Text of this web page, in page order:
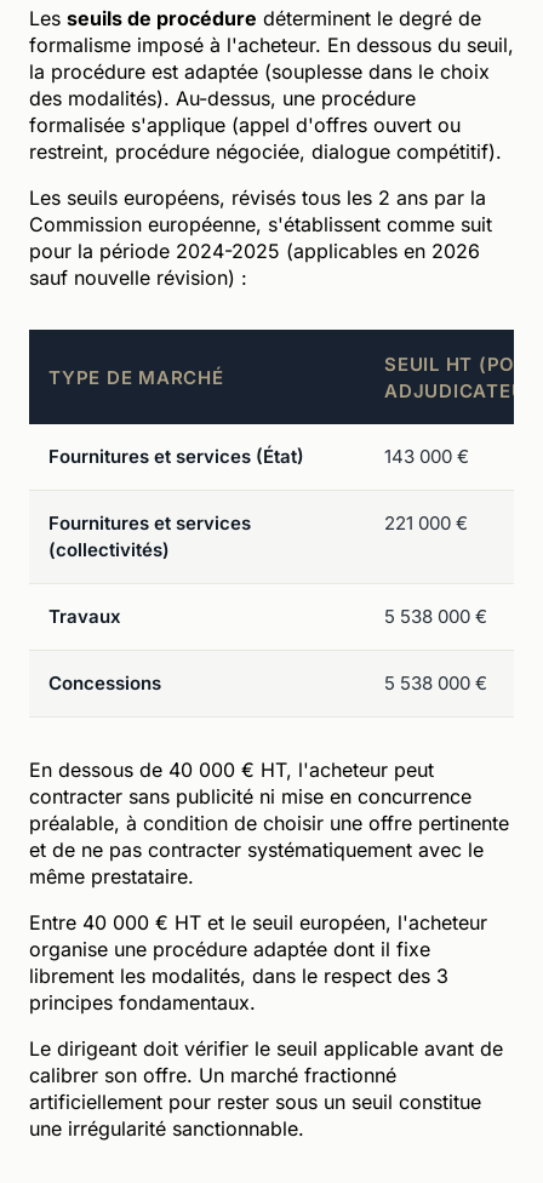
Les seuils de procédure déterminent le degré de
formalisme imposé à l'acheteur. En dessous du seuil,
la procédure est adaptée (souplesse dans le choix
des modalités). Au-dessus, une procédure
formalisée s'applique (appel d'offres ouvert ou
restreint, procédure négociée, dialogue compétitif).
Les seuils européens, révisés tous les 2 ans par la
Commission européenne, s'établissent comme suit
pour la période 2024-2025 (applicables en 2026
sauf nouvelle révision) :
TYPE DE MARCHÉ
SEUIL HT
Fournitures et services (État) 143 000 €
Fournitures et services
(collectivités)
221 000 €
Travaux 5 538 000 €
Concessions 5 538 000 €
En dessous de 40 000 € HT, l'acheteur peut
contracter sans publicité ni mise en concurrence
préalable, à condition de choisir une offre pertinente
et de ne pas contracter systématiquement avec le
même prestataire.
Entre 40 000 € HT et le seuil européen, l'acheteur
organise une procédure adaptée dont il fixe
librement les modalités, dans le respect des 3
principes fondamentaux.
Le dirigeant doit vérifier le seuil applicable avant de
calibrer son offre. Un marché fractionné
artificiellement pour rester sous un seuil constitue
une irrégularité sanctionnable.